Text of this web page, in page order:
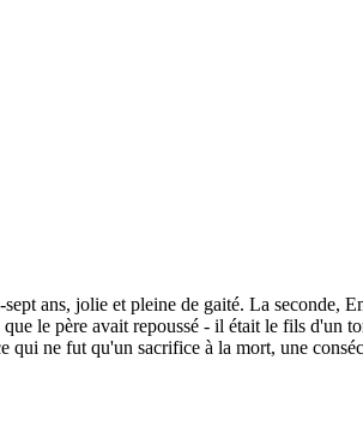
ans, jolie et pleine de gaité. La seconde,
le père avait repoussé - il était le fils d'un
qui ne fut qu'un sacrifice à la mort, une